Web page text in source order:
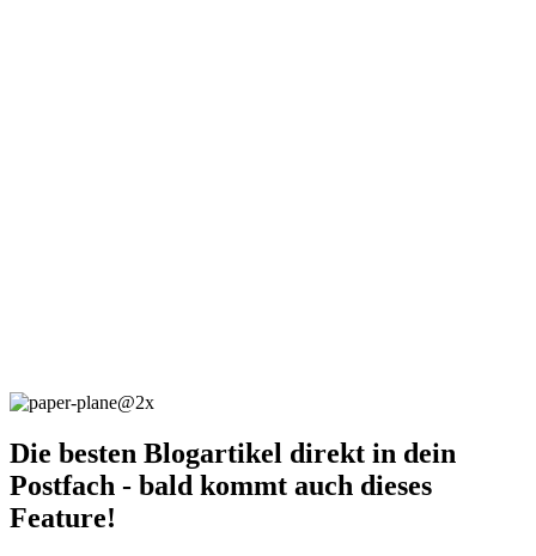
Die besten Blogartikel direkt in dein
Postfach - bald kommt auch dieses
Feature!